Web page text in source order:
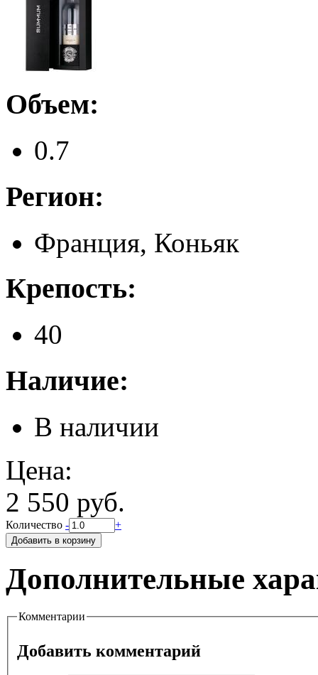
Объем:
0.7
Регион:
Франция, Коньяк
Крепость:
40
Наличие:
В наличии
Цена:
2 550 руб.
Количество - +
Дополнительные
Комментарии
Добавить комментарий